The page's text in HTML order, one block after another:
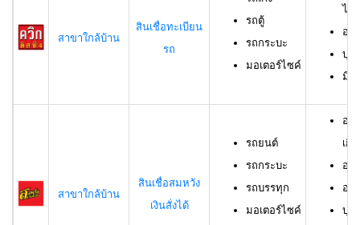
สาขาใกล้บ้าน
สินเชื่อทะเบียน
รถ
รถตู้
รถกระบะ
มอเตอร์ไซค์
ไม่
อา
บุค
มีชื่
สาขาใกล้บ้าน
สินเชื่อสมหวัง
เงินสั่งได้
รถยนต์
รถกระบะ
รถบรรทุก
มอเตอร์ไซค์
อา
เกิ
อา
อา
บุค